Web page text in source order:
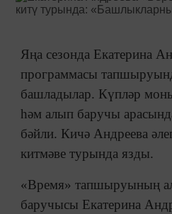
Яңа сезонда Екатерина
программасы
башладылар. Күпләр
һәм алып баручы
бәйли. Кичә Андреева
китмәве турында язды.
«Время» тапшыруының
баручысы Екатерина